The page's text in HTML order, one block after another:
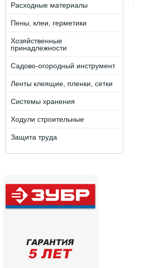
Расходные материалы
Пены, клеи, герметики
Хозяйственные
принадлежности
Садово-огородный инструмент
Ленты клеящие, пленки, сетки
Системы хранения
Ходули строительные
Защита труда